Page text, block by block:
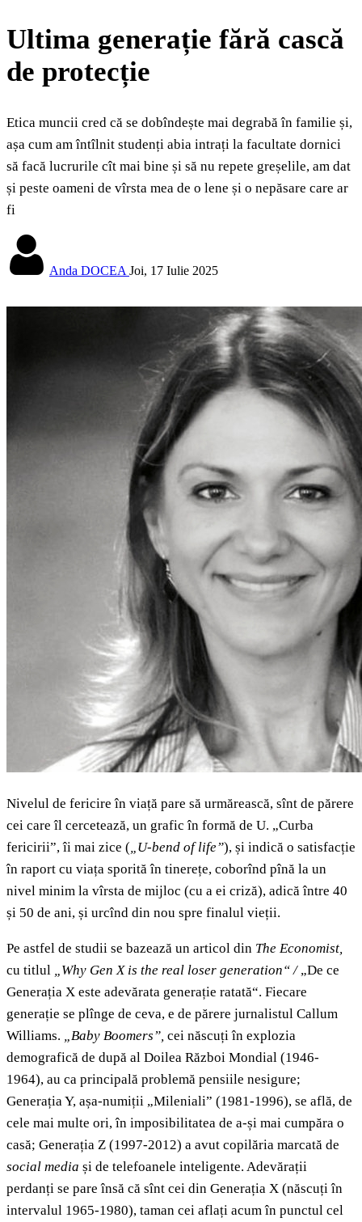
Ultima generație fără cască
de protecție
Etica muncii cred că se dobîndește mai degrabă în familie și,
așa cum am întîlnit studenți abia intrați la facultate dornici
să facă lucrurile cît mai bine și să nu repete greșelile, am dat
și peste oameni de vîrsta mea de o lene și o nepăsare care ar
fi
Anda DOCEA Joi, 17 Iulie 2025
Nivelul de fericire în viață pare să urmărească, sînt de părere
cei care îl cercetează, un grafic în formă de U. „Curba
fericirii”, îi mai zice („U-bend of life”), și indică o satisfacție
în raport cu viața sporită în tinerețe, coborînd pînă la un
nivel minim la vîrsta de mijloc (cu a ei criză), adică între 40
și 50 de ani, și urcînd din nou spre finalul vieții.
Pe astfel de studii se bazează un articol din The Economist,
cu titlul „Why Gen X is the real loser generation“ / „De ce
Generația X este adevărata generație ratată“. Fiecare
generație se plînge de ceva, e de părere jurnalistul Callum
Williams. „Baby Boomers”, cei născuți în explozia
demografică de după al Doilea Război Mondial (1946-
1964), au ca principală problemă pensiile nesigure;
Generația Y, așa-numiții „Mileniali” (1981-1996), se află, de
cele mai multe ori, în imposibilitatea de a-și mai cumpăra o
casă; Generația Z (1997-2012) a avut copilăria marcată de
social media și de telefoanele inteligente. Adevărații
perdanți se pare însă că sînt cei din Generația X (născuți în
intervalul 1965-1980), taman cei aflați acum în punctul cel